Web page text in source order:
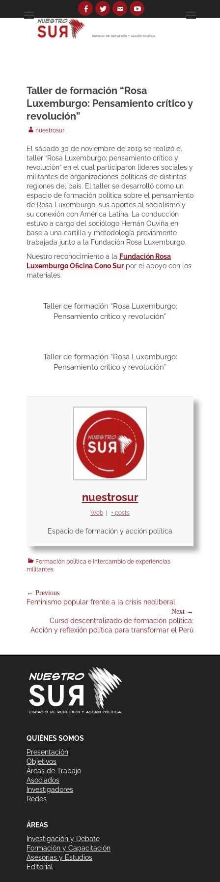
Facebook
TwitterEmailYouTube
Espacio de reflexión y acción política
Taller de formación “Rosa
Luxemburgo: Pensamiento crítico y
revolución”
Author
nuestrosur
El sábado 30 de noviembre de 2019 se realizó el
taller “Rosa Luxemburgo; pensamiento crítico y
revolución” en el cual participaron líderes sociales y
militantes de organizaciones políticas de distintas
regiones del país. El taller se desarrolló como un
espacio de formación política sobre el pensamiento
de Rosa Luxemburgo, sus aportes al socialismo y
su conexión con América Latina. La conducción
estuvo a cargo del sociólogo Hernán Ouviña en
base a una cartilla y metodología previamente
trabajada junto a la Fundación Rosa Luxemburgo.
Nuestro reconocimiento a la Fundación Rosa
Luxemburgo Oficina Cono Surpor el apoyo con los
materiales.
Taller de formación “Rosa Luxemburgo:
Pensamiento crítico y revolución”
Taller de formación “Rosa Luxemburgo:
Pensamiento crítico y revolución”
nuestrosur
Web | + posts
Espacio de formación y acción política
Categories
Formación política e intercambio de experiencias
militantes
Navegación
de
entradas
← Previous
Previous
Feminismo popular frente a la crisis neoliberal
Next →
post:
Curso descentralizado de formación política:
Acción y reflexión política para transformar el Perú
QUIÉNES SOMOS
Presentación
Objetivos
Áreas de Trabajo
Asociados
Investigadores
Redes
ÁREAS
Investigación y Debate
Formación y Capacitación
Asesorias y Estudios
Editorial